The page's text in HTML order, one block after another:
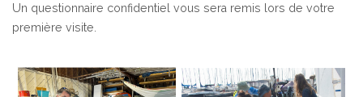
Un questionnaire confidentiel vous sera remis lors de votre
première visite.